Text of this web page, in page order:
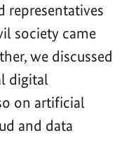
representatives
society came
we discussed
digital
on artificial
and data